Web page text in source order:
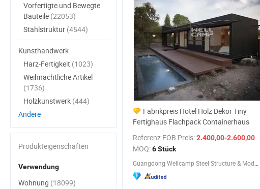
Fabrikpreis Hotel Holz Dekor Tiny
Fertighaus Flachpack Containerhaus
Referenz FOB Preis:2.400,00-2.600,00 $
MOQ:6 Stück
Vorfertigte und Bewegte
Bauteile (22053)
Stahlstruktur (4544)
Kunsthandwerk
Harz-Fertigkeit (1023)
Weihnachtliche Artikel
(1736)
Holzkunstwerk (444)
Andere
Produkteigenschaften
Verwendung
Wohnung (18099)